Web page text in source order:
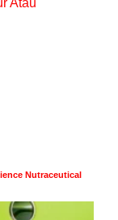
Nutraceutical